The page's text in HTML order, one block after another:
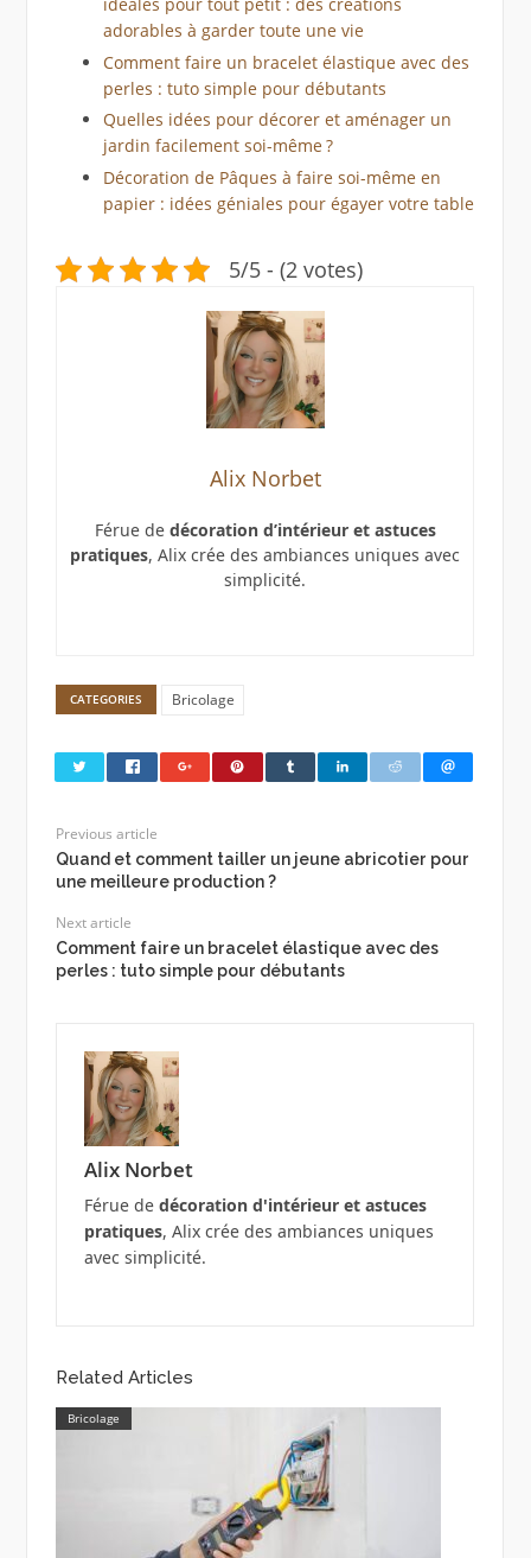
adorables à garder toute une vie
Comment faire un bracelet élastique avec des
perles : tuto simple pour débutants
Quelles idées pour décorer et aménager un
jardin facilement soi-même ?
Décoration de Pâques à faire soi-même en
papier : idées géniales pour égayer votre table
5/5 - (2 votes)
Alix Norbet
Férue de décoration d’intérieur et astuces
pratiques, Alix crée des ambiances uniques avec
simplicité.
CATEGORIES Bricolage
Previous article
Quand et comment tailler un jeune abricotier pour
une meilleure production ?
Next article
Comment faire un bracelet élastique avec des
perles : tuto simple pour débutants
Alix Norbet
Férue dedécoration d'intérieur et astuces
pratiques, Alix crée des ambiances uniques
avec simplicité.
Related Articles
Bricolage